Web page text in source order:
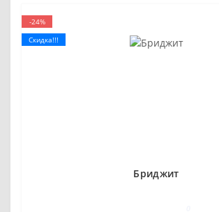
-24%
Скидка!!!
Бриджит